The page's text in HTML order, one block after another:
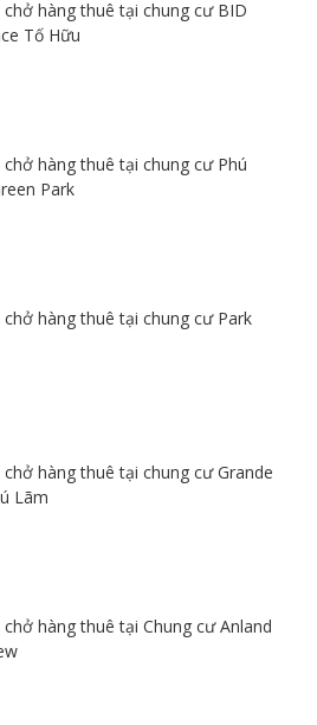
hàng thuê tại chung cư BID
Tố Hữu
hàng thuê tại chung cư Phú
Park
hàng thuê tại chung cư Park
hàng thuê tại chung cư Grande
Lãm
hàng thuê tại Chung cư Anland